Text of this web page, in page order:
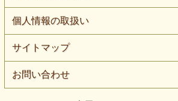
A. トップス、インナー、レイヤード、
ています。
伸縮性を活かした、フィット感のある
す。
個人情報の取扱い
サイトマップ
お問い合わせ